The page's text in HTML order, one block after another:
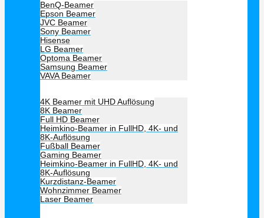
BenQ-Beamer
Epson Beamer
JVC Beamer
Sony Beamer
Hisense
LG Beamer
Optoma Beamer
Samsung Beamer
VAVA Beamer
4K Beamer mit UHD Auflösung
8K Beamer
Full HD Beamer
Heimkino-Beamer in FullHD, 4K- und
8K-Auflösung
Fußball Beamer
Gaming Beamer
Heimkino-Beamer in FullHD, 4K- und
8K-Auflösung
Kurzdistanz-Beamer
Wohnzimmer Beamer
Laser Beamer